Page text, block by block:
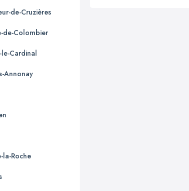
de-Cruzières
de-Colombier
Cardinal
Annonay
la-Roche